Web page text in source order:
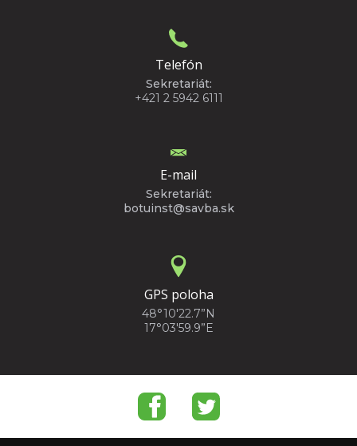
Telefón
Sekretariát:
+421 2 5942 6111
E-mail
Sekretariát:
botuinst@savba.sk
GPS poloha
48°10'22.7”N
17°03'59.9”E